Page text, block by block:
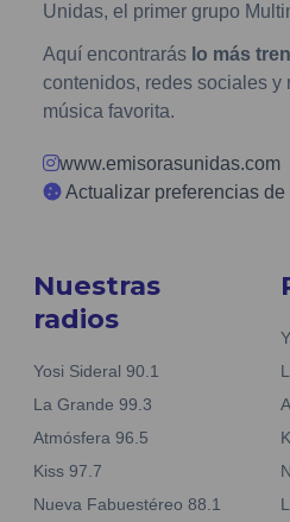
Unidas, el primer grupo
Aquí encontrarás lo más
contenidos, redes sociales y
música favorita.
www.emisorasunidas.com
Actualizar preferencias
Nuestras
radios
Yosi Sideral 90.1
La Grande 99.3
Atmósfera 96.5
Kiss 97.7
Nueva Fabuestéreo 88.1